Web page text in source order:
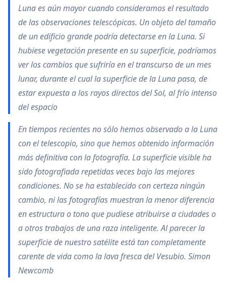
Luna es aún mayor cuando consideramos el resultado
de las observaciones telescópicas. Un objeto del tamaño
de un edificio grande podría detectarse en la Luna. Si
hubiese vegetación presente en su superficie, podríamos
ver los cambios que sufriría en el transcurso de un mes
lunar, durante el cual la superficie de la Luna pasa, de
estar expuesta a los rayos directos del Sol, al frío intenso
del espacio
En tiempos recientes no sólo hemos observado a la Luna
con el telescopio, sino que hemos obtenido información
más definitiva con la fotografía. La superficie visible ha
sido fotografiada repetidas veces bajo las mejores
condiciones. No se ha establecido con certeza ningún
cambio, ni las fotografías muestran la menor diferencia
en estructura o tono que pudiese atribuirse a ciudades o
a otros trabajos de una raza inteligente. Al parecer la
superficie de nuestro satélite está tan completamente
carente de vida como la lava fresca del Vesubio. Simon
Newcomb